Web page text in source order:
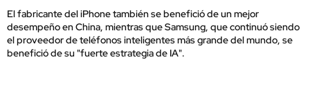
El fabricante del iPhone también se benefició de un mejor
desempeño en China, mientras que Samsung, que continuó siendo
el proveedor de teléfonos inteligentes más grande del mundo, se
benefició de su "fuerte estrategia de IA".